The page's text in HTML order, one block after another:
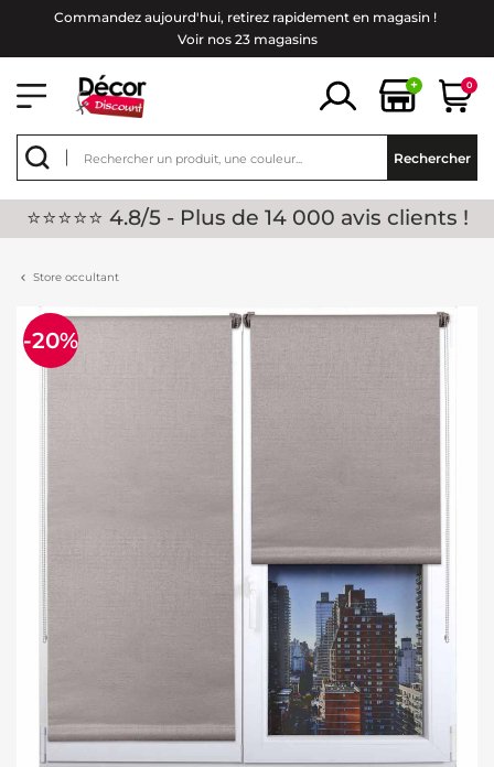
Commandez aujourd'hui, retirez rapidement en magasin !
Voir nos 23 magasins
+ 0
Rechercher
⭐⭐⭐⭐⭐ 4.8/5 - Plus de 14 000 avis clients !
Store occultant
-20%